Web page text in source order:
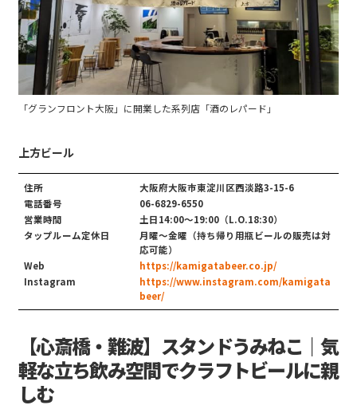
「グランフロント大阪」に開業した系列店「酒のレパード」
上方ビール
住所
大阪府大阪市東淀川区西淡路3-15-6
電話番号
06-6829-6550
営業時間
土日14:00〜19:00（L.O.18:30）
タップルーム定休日
月曜～金曜（持ち帰り用瓶ビールの販売は対
応可能）
Web
https://kamigatabeer.co.jp/
Instagram
https://www.instagram.com/kamigata
beer/
【心斎橋・難波】スタンドうみねこ｜気
軽な立ち飲み空間でクラフトビールに親
しむ